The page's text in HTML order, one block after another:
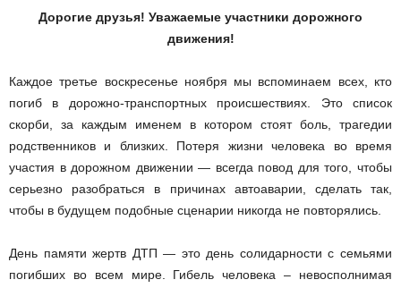
Дорогие друзья! Уважаемые участники дорожного
движения!
Каждое третье воскресенье ноября мы вспоминаем всех, кто
погиб в дорожно-транспортных происшествиях. Это список
скорби, за каждым именем в котором стоят боль, трагедии
родственников и близких. Потеря жизни человека во время
участия в дорожном движении — всегда повод для того, чтобы
серьезно разобраться в причинах автоаварии, сделать так,
чтобы в будущем подобные сценарии никогда не повторялись.
День памяти жертв ДТП — это день солидарности с семьями
погибших во всем мире. Гибель человека – невосполнимая